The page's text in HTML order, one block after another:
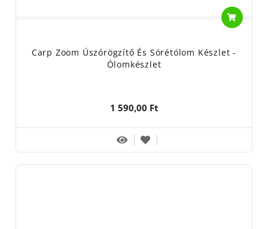
Carp Zoom Úszórögzítő És Sörétólom Készlet -
Ólomkészlet
1 590,00 Ft